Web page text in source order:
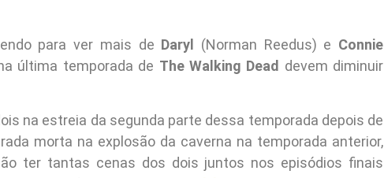
para ver mais de Daryl (Norman Reedus) e Connie
última temporada de The Walking Dead devem diminuir
na estreia da segunda parte dessa temporada depois de
morta na explosão da caverna na temporada anterior,
ter tantas cenas dos dois juntos nos episódios finais